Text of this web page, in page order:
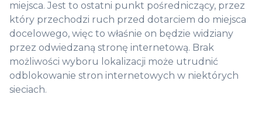
miejsca. Jest to ostatni punkt pośredniczący, przez
który przechodzi ruch przed dotarciem do miejsca
docelowego, więc to właśnie on będzie widziany
przez odwiedzaną stronę internetową. Brak
możliwości wyboru lokalizacji może utrudnić
odblokowanie stron internetowych w niektórych
sieciach.